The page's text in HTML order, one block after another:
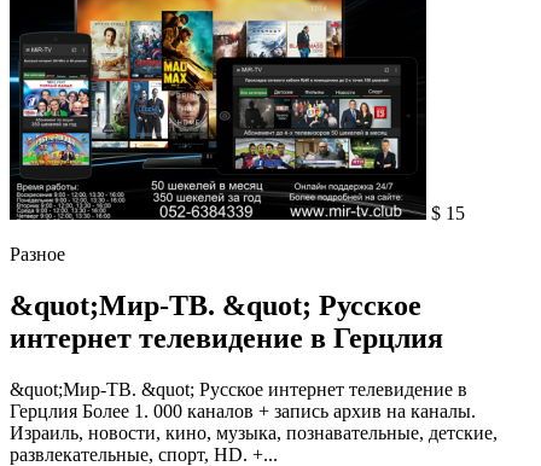
$ 15
Разное
&quot;Мир-ТВ. &quot; Русское
интернет телевидение в Герцлия
&quot;Мир-ТВ. &quot; Русское интернет телевидение в
Герцлия Более 1. 000 каналов + запись архив на каналы.
Израиль, новости, кино, музыка, познавательные, детские,
развлекательные, спорт, HD. +...